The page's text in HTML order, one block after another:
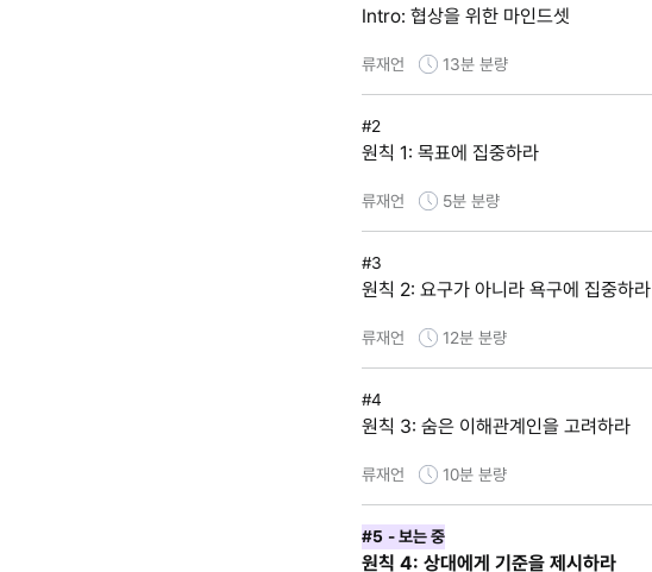
Intro: 협상을 위한 마인드셋
류재언 13분 분량
#2
원칙 1: 목표에 집중하라
류재언 5분 분량
#3
원칙 2: 요구가 아니라 욕구에 집중하라
류재언 12분 분량
#4
원칙 3: 숨은 이해관계인을 고려하라
류재언 10분 분량
#5 - 보는 중
원칙 4: 상대에게 기준을 제시하라